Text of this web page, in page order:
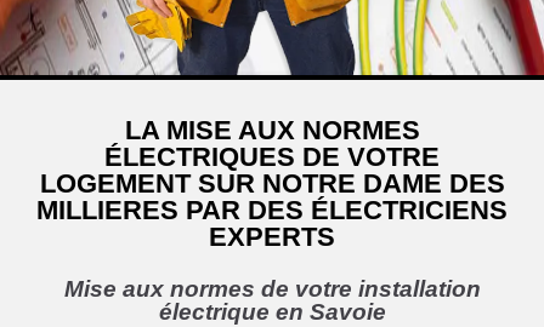
LA MISE AUX NORMES
ÉLECTRIQUES DE VOTRE
LOGEMENT SUR NOTRE DAME DES
MILLIERES PAR DES ÉLECTRICIENS
EXPERTS
Mise aux normes de votre installation
électrique en Savoie